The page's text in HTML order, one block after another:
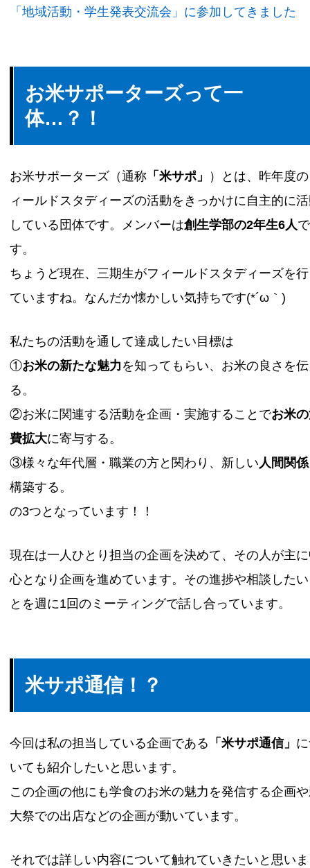
「地域活動・学生発表交流会」に参加してきました
お米サポーターズって一
体…？！
お米サポーターズ（通称 「米サポ」
）とは、昨年度
ィールドスタディーズの活動をきっかけに自主的に
している団体です。メンバーは創生学部の2年生6人で
す。
ちょうど現在、三期生がフィールドスタディーズを
ていますね。なんだか懐かしい気持ちです(*´ω｀)
私たちの活動を通して達成したい目標は
①お米の新たな魅力 を知ってもらい、お米の良さを
る。
②お米に関連する活動を企画・実施することでお米
費拡大に寄与する。
③様々な年代層・職業の方と関わり、新しい 人間関係
構築する。
の3つとなっています！！
現在は一人ひとり担当の企画を決めて、その人が主
心となり企画を進めています。その進捗や相談した
とを週に1回のミーティングで話し合っています。
米サポ通信！？
今回は私の担当している企画である 「米サポ通信」
いても紹介したいと思います。
この企画の他にも学食のお米の魅力を発信する企画
大祭での出店などの企画が動いています。
それでは詳しい内容について触れていきたいと思いま